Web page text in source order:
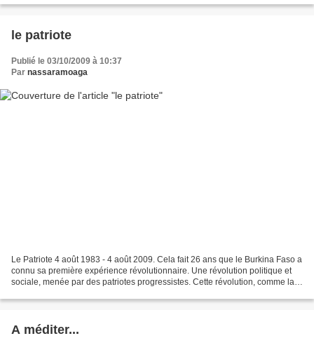
le patriote
Publié le 03/10/2009 à 10:37
Par nassaramoaga
Le Patriote 4 août 1983 - 4 août 2009. Cela fait 26 ans que le Burkina Faso a
connu sa première expérience révolutionnaire. Une révolution politique et
sociale, menée par des patriotes progressistes. Cette révolution, comme la
A méditer...